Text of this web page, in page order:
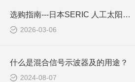
选购指南---日本SERIC 人工太阳照明灯 XG-100A
2026-03-06
什么是混合信号示波器及的用途？
2024-08-07